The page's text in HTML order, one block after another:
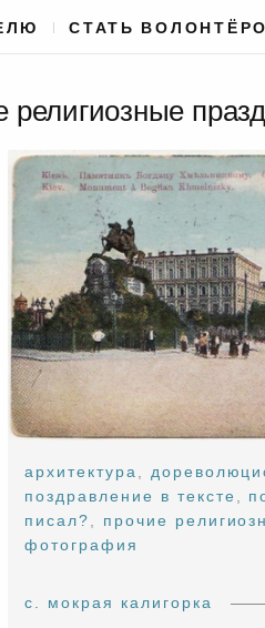
СТАТЬ
религиозные
архитектура,
поздравление в тексте ,
писал?, прочие
фотография
с. мокрая калигорка